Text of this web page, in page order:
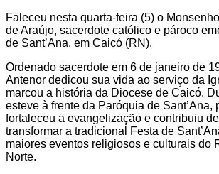
Faleceu nesta quarta-feira (5) o
de Araújo, sacerdote católico e pároco
de Sant’Ana, em Caicó (RN).
Ordenado sacerdote em 6 de janeiro de
Antenor dedicou sua vida ao serviço da
marcou a história da Diocese de Caicó.
esteve à frente da Paróquia de Sant’Ana,
fortaleceu a evangelização e contribuiu
transformar a tradicional Festa de
maiores eventos religiosos e culturais do
Norte.